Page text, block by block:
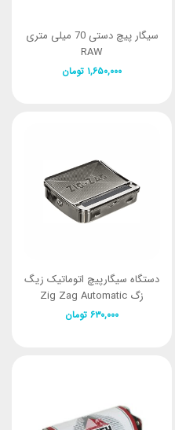
سیگار پیچ دستی 70 میلی متری
RAW
تومان ۱,۶۵۰,۰۰۰
دستگاه سیگارپیچ اتوماتیک زیگ
زگ Zig Zag Automatic
Rolling Box
تومان ۶۳۰,۰۰۰